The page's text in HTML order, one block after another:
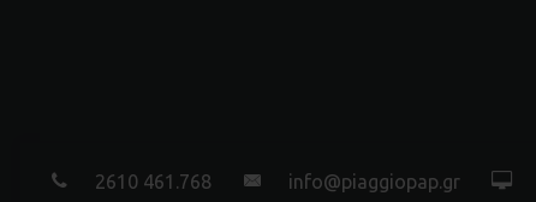
2610 461.768 info@piaggiopap.gr